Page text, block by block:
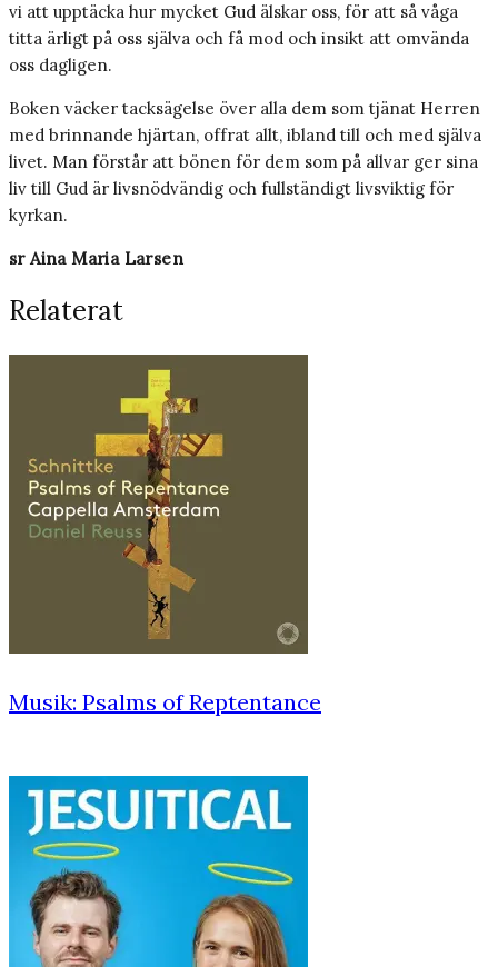
vi att upptäcka hur mycket Gud älskar oss, för att så våga
titta ärligt på oss själva och få mod och insikt att omvända
oss dagligen.
Boken väcker tacksägelse över alla dem som tjänat Herren
med brinnande hjärtan, offrat allt, ibland till och med själva
livet. Man förstår att bönen för dem som på allvar ger sina
liv till Gud är livsnödvändig och fullständigt livsviktig för
kyrkan.
sr Aina Maria Larsen
Relaterat
Musik: Psalms of Reptentance